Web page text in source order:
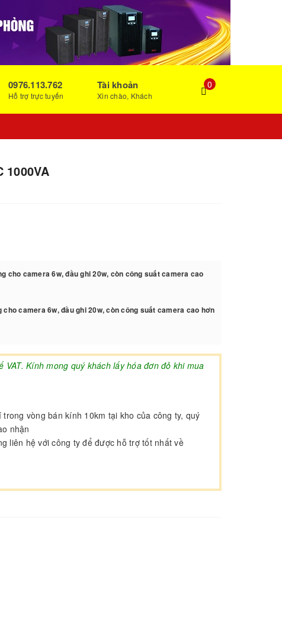
0976.113.762
Hỗ trợ trực tuyến
Tài khoản
Xin chào, Khách
0
1000VA
cho camera 6w, đầu ghi 20w, còn công suất camera cao
cho camera 6w, đầu ghi 20w, còn công suất camera cao hơn
Kính mong quý khách lấy hóa đơn đỏ khi mua
vòng bán kính 10km tại kho của công ty, quý
nhận
liên hệ với công ty để được hỗ trợ tốt nhất về